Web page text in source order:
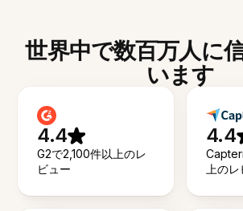
世界中で数百万人に
います
4.4
G2で2,100件以上のレ
ビュー
4.4
上の